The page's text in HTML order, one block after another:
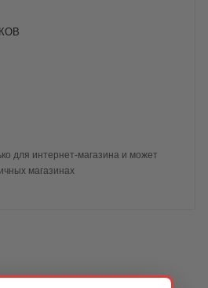
для интернет-магазина и может
магазинах